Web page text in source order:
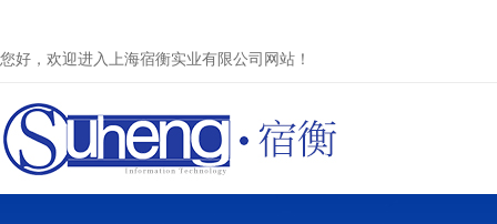
您好，欢迎进入上海宿衡实业有限公司网站！